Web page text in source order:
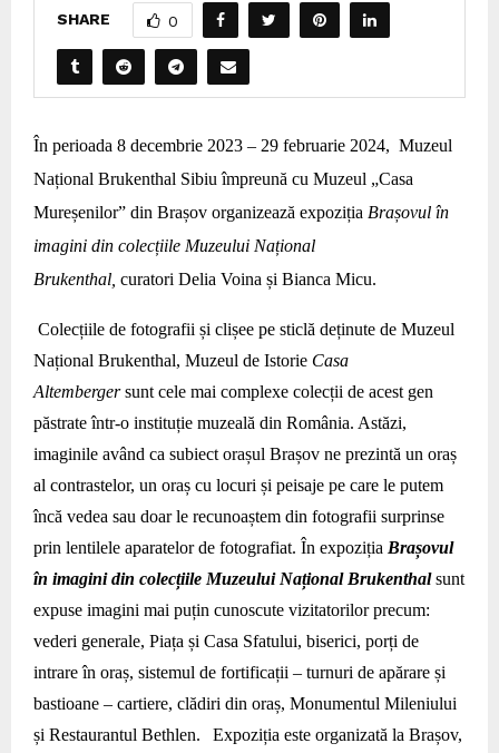
SHARE 0
În perioada 8 decembrie 2023 – 29 februarie 2024, Muzeul
Național Brukenthal Sibiu împreună cu Muzeul „Casa
Mureșenilor” din Brașov organizează expoziția Brașovul în
imagini din colecțiile Muzeului Național
Brukenthal, curatori Delia Voina și Bianca Micu.
Colecțiile de fotografii și clișee pe sticlă deținute de Muzeul
Național Brukenthal, Muzeul de Istorie Casa
Altembergersunt cele mai complexe colecții de acest gen
păstrate într-o instituție muzeală din România. Astăzi,
imaginile având ca subiect orașul Brașov ne prezintă un oraș
al contrastelor, un oraș cu locuri și peisaje pe care le putem
încă vedea sau doar le recunoaștem din fotografii surprinse
prin lentilele aparatelor de fotografiat. În expoziția Brașovul
în imagini din colecțiile Muzeului Național Brukenthalsunt
expuse imagini mai puțin cunoscute vizitatorilor precum:
vederi generale, Piața și Casa Sfatului, biserici, porți de
intrare în oraș, sistemul de fortificații – turnuri de apărare și
bastioane – cartiere, clădiri din oraș, Monumentul Mileniului
și Restaurantul Bethlen.
Expoziția este organizată la Brașov,